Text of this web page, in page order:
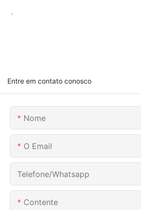
.
Entre em contato conosco
Nome
O Email
Telefone/whatsapp
Contente